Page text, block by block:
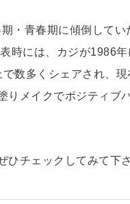
・青春期に傾倒してい
時には、カジが1986
数多くシェアされ、
メイクでポジティブ
ひチェックしてみて下さ